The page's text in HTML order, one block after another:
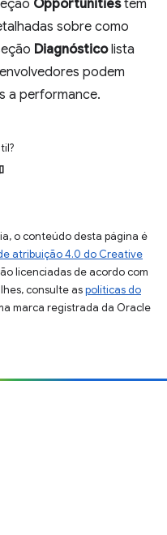
Opportunitiestem
sobre como
Diagnósticolista
podem
a performance.
o conteúdo desta página é
atribuição 4.0 do Creative
licenciadas de acordo com
consulte aspolíticas do
marca registrada da Oracle